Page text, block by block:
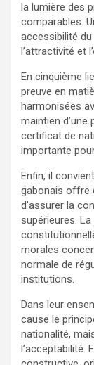
la lumière des
comparables.
accessibilité
l’attractivité et
En cinquième
preuve en
harmonisées
maintien
certificat de
importante
Enfin, il
gabonais offre
d’assurer la
supérieures.
morales
normale de
institutions.
Dans leur
cause le
nationalité,
l’acceptabilité.